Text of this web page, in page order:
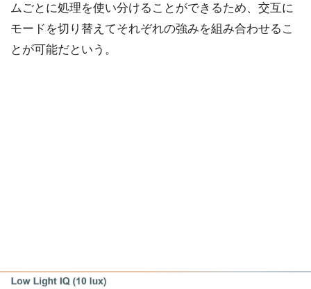
ムごとに処理を使い分けることができるため、交互に
モードを切り替えてそれぞれの強みを組み合わせるこ
とが可能だという。